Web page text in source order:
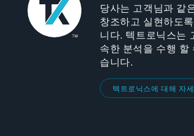
당사는 고객님과 같
창조하고 실현하도
니다. 텍트로닉스는
속한 분석을 수행 할
습니다.
텍트로닉스에 대해 자